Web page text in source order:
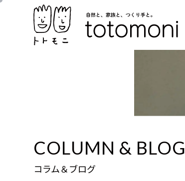
COLUMN & BLOG
コラム＆ブログ